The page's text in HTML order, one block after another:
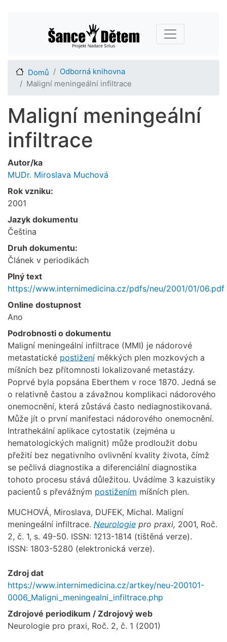
hlavnímu
obsahu
Main navigation
Domů
Odborná knihovna
Maligní meningeální infiltrace
Maligní meningeální
infiltrace
Autor/ka
MUDr. Miroslava Muchová
Rok vzniku:
2001
Jazyk dokumentu
Čeština
Druh dokumentu:
Článek v periodikách
Plný text
https://www.internimedicina.cz/pdfs/neu/2001/01/06.pdf
Online dostupnost
Ano
Podrobnosti o dokumentu
Maligní meningeální infiltrace (MMI) je nádorové
metastatické postižení měkkých plen mozkových a
míšních bez přítomnosti lokalizované metastázy.
Poprvé byla popsána Eberthem v roce 1870. Jedná se
o relativně častou a závažnou komplikaci nádorového
onemocnění, která zůstává často nediagnostikovaná.
Může jít o první manifestaci nádorového onemocnění.
Intrathekální aplikace cytostatik (zejména u
hematologických malignit) může prodloužit dobu
přežití bez negativního ovlivnění kvality života, čímž
se pečlivá diagnostika a diferenciální diagnostika
tohoto procesu stává důležitou. Uvádíme 3 kazuistiky
pacientů s převážným postižením míšních plen.
MUCHOVÁ, Miroslava, DUFEK, Michal. Maligní
meningeální infiltrace. Neurologie pro praxi, 2001, Roč.
2, č. 1, s. 49-50. ISSN: 1213-1814 (tištěná verze).
ISSN: 1803-5280 (elektronická verze).
Zdroj dat
https://www.internimedicina.cz/artkey/neu-200101-
0006_Maligni_meningealni_infiltrace.php
Zdrojové periodikum / Zdrojový web
Neurologie pro praxi, Roč. 2, č. 1 (2001)